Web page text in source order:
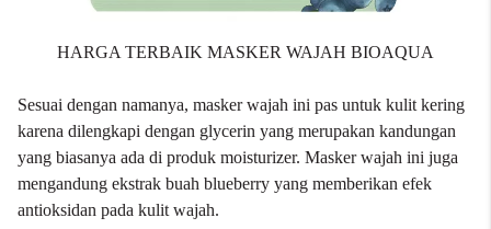
HARGA TERBAIK MASKER WAJAH BIOAQUA
Sesuai dengan namanya, masker wajah ini pas untuk kulit kering
karena dilengkapi dengan glycerin yang merupakan kandungan
yang biasanya ada di produk moisturizer. Masker wajah ini juga
mengandung ekstrak buah blueberry yang memberikan efek
antioksidan pada kulit wajah.